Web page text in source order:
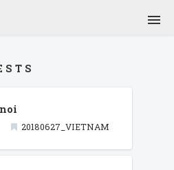
2018
20180627_VIETNAM